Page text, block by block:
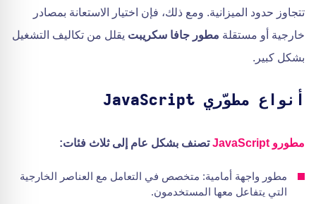
تتجاوز حدود الميزانية. ومع ذلك، فإن اختيار الاستعانة بمصادر
خارجية أو مستقلة مطور جافا سكريبت يقلل من تكاليف التشغيل
بشكل كبير.
أنواع مطوّري JavaScript
مطورو JavaScript تصنف بشكل عام إلى ثلاث فئات:
مطور واجهة أمامية: متخصص في التعامل مع العناصر الخارجية
التي يتفاعل معها المستخدمون.